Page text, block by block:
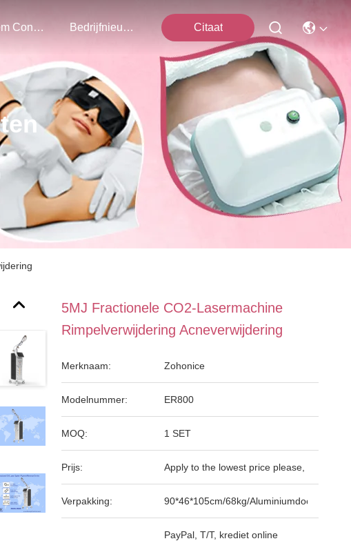
Neem Contact Met Ons Op Bedrijfnieuws Citaat
5MJ Fractionele CO2-Lasermachine
Rimpelverwijdering Acneverwijdering
Merknaam: Zohonice
Modelnummer: ER800
MOQ: 1 SET
Prijs: Apply to the lowest price please,
Verpakking: 90*46*105cm/68kg/Aluminiumdoos
PayPal, T/T, krediet online